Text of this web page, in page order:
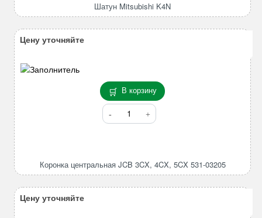
Шатун Mitsubishi K4N
В корзину
Количество
товара
3CX,
Коронка центральная JCB 3CX, 4CX, 5CX 531-03205
Цену уточняйте
Цену уточняйте